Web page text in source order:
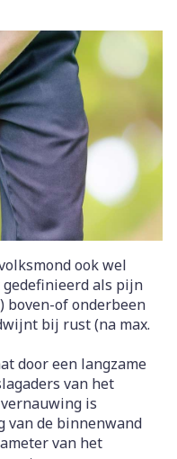
ook wel
gedefinieerd als pijn
boven-of onderbeen
bij rust (na max.
door een langzame
van het
is
van de binnenwand
van het